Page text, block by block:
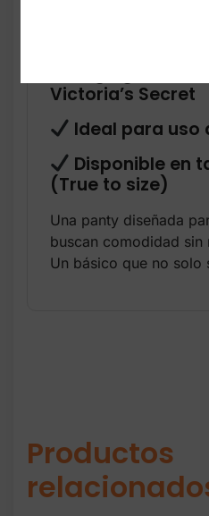
Victoria’s Secret
Ideal para uso
Disponible en
(True to size)
Una panty diseñada
buscan comodidad sin
Un básico que no solo
Productos